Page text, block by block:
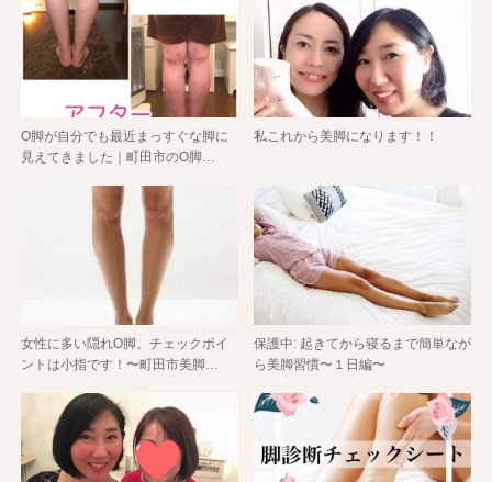
O脚が自分でも最近まっすぐな脚に
見えてきました｜町田市のO脚…
私これから美脚になります！！
女性に多い隠れO脚。チェックポイ
ントは小指です！〜町田市美脚…
保護中: 起きてから寝るまで簡単なが
ら美脚習慣〜１日編〜